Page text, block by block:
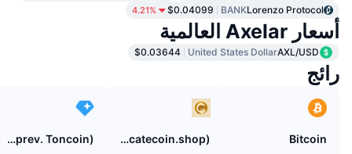
Lorenzo Protocol
BANK
$0.04099
4.21%
أسعار Axelar العالمية
AXL/USD
United States Dollar
$0.03644
رائج
Bitcoin
Catecoin (catecoin.shop)
Gram (prev. Toncoin)